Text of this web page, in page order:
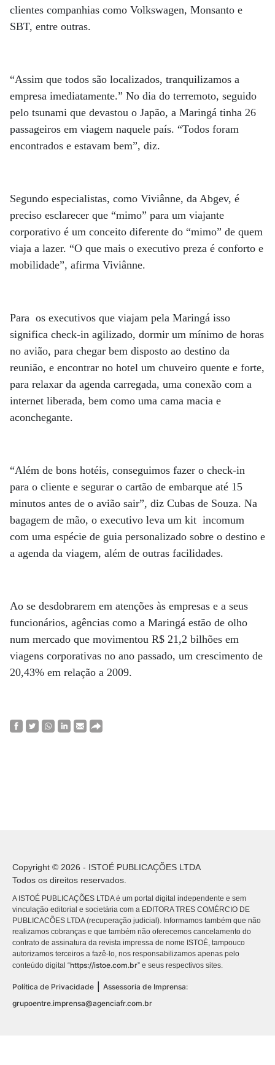
clientes companhias como Volkswagen, Monsanto e
SBT, entre outras.
“Assim que todos são localizados, tranquilizamos a
empresa imediatamente.” No dia do terremoto, seguido
pelo tsunami que devastou o Japão, a Maringá tinha 26
passageiros em viagem naquele país. “Todos foram
encontrados e estavam bem”, diz.
Segundo especialistas, como Viviânne, da Abgev, é
preciso esclarecer que “mimo” para um viajante
corporativo é um conceito diferente do “mimo” de quem
viaja a lazer. “O que mais o executivo preza é conforto e
mobilidade”, afirma Viviânne.
Para os executivos que viajam pela Maringá isso
significa check-in agilizado, dormir um mínimo de horas
no avião, para chegar bem disposto ao destino da
reunião, e encontrar no hotel um chuveiro quente e forte,
para relaxar da agenda carregada, uma conexão com a
internet liberada, bem como uma cama macia e
aconchegante.
“Além de bons hotéis, conseguimos fazer o check-in
para o cliente e segurar o cartão de embarque até 15
minutos antes de o avião sair”, diz Cubas de Souza. Na
bagagem de mão, o executivo leva um kit incomum
com uma espécie de guia personalizado sobre o destino e
a agenda da viagem, além de outras facilidades.
Ao se desdobrarem em atenções às empresas e a seus
funcionários, agências como a Maringá estão de olho
num mercado que movimentou R$ 21,2 bilhões em
viagens corporativas no ano passado, um crescimento de
20,43% em relação a 2009.
Copyright © 2026 - ISTOÉ PUBLICAÇÕES LTDA
Todos os direitos reservados.
A ISTOÉ PUBLICAÇÕES LTDA é um portal digital independente e sem
vinculação editorial e societária com a EDITORA TRES COMÉRCIO DE
PUBLICACÕES LTDA (recuperação judicial). Informamos também que não
realizamos cobranças e que também não oferecemos cancelamento do
contrato de assinatura da revista impressa de nome ISTOÉ, tampouco
autorizamos terceiros a fazê-lo, nos responsabilizamos apenas pelo
conteúdo digital “https://istoe.com.br” e seus respectivos sites.
Política de Privacidade | Assessoria de Imprensa:
grupoentre.imprensa@agenciafr.com.br